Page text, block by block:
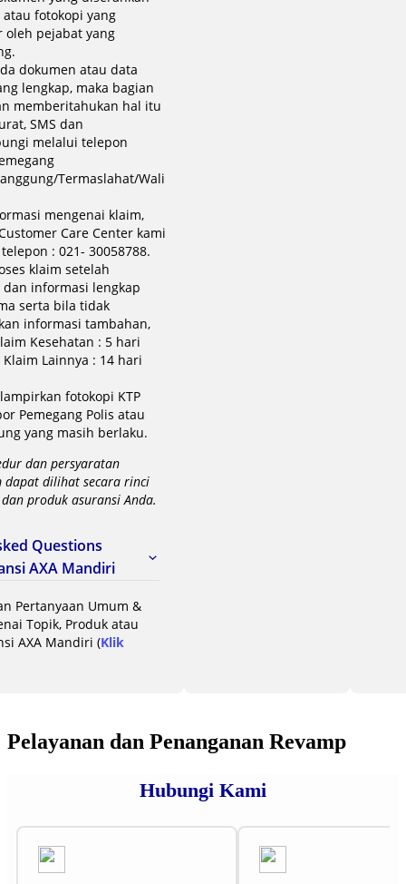
fotokopi yang
oleh pejabat yang
dokumen atau data
lengkap, maka bagian
memberitahukan hal itu
SMS dan
melalui telepon
Termaslahat/Wali
mengenai klaim,
Care Center kami
: 021- 30058788.
klaim setelah
informasi lengkap
serta bila tidak
informasi tambahan,
Kesehatan : 5 hari
Lainnya : 14 hari
fotokopi KTP
Pemegang Polis atau
yang masih berlaku.
dan persyaratan
dapat dilihat secara rinci
produk asuransi Anda.
Questions
AXA Mandiri
Pertanyaan Umum &
Topik, Produk atau
AXA Mandiri (Klik
Pelayanan dan Penanganan Revamp
Hubungi Kami